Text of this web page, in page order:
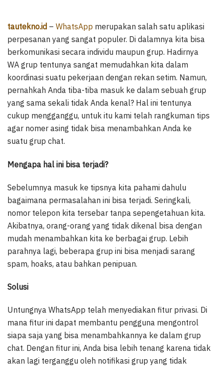
tautekno.id – WhatsApp merupakan salah satu aplikasi
perpesanan yang sangat populer. Di dalamnya kita bisa
berkomunikasi secara individu maupun grup. Hadirnya
WA grup tentunya sangat memudahkan kita dalam
koordinasi suatu pekerjaan dengan rekan setim. Namun,
pernahkah Anda tiba-tiba masuk ke dalam sebuah grup
yang sama sekali tidak Anda kenal? Hal ini tentunya
cukup mengganggu, untuk itu kami telah rangkuman tips
agar nomer asing tidak bisa menambahkan Anda ke
suatu grup chat.
Mengapa hal ini bisa terjadi?
Sebelumnya masuk ke tipsnya kita pahami dahulu
bagaimana permasalahan ini bisa terjadi. Seringkali,
nomor telepon kita tersebar tanpa sepengetahuan kita.
Akibatnya, orang-orang yang tidak dikenal bisa dengan
mudah menambahkan kita ke berbagai grup. Lebih
parahnya lagi, beberapa grup ini bisa menjadi sarang
spam, hoaks, atau bahkan penipuan.
Solusi
Untungnya WhatsApp telah menyediakan fitur privasi. Di
mana fitur ini dapat membantu pengguna mengontrol
siapa saja yang bisa menambahkannya ke dalam grup
chat. Dengan fitur ini, Anda bisa lebih tenang karena tidak
akan lagi terganggu oleh notifikasi grup yang tidak